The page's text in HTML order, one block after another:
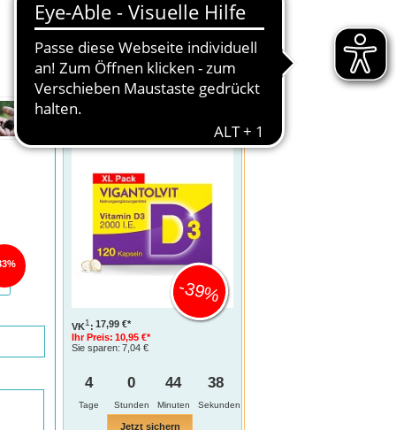
Mo-Fr 8:00 - 17:00
(Telefonkosten sind abhängig von
Telefonanbieter und -tarif)
KLICK DES TAGES
Weichkapseln
VK1 : 17,99 €*
Ihr Preis: 10,95 €*
Sie sparen: 7,04 €
-39%
4
Tage
0 44 37
Jetzt sichern